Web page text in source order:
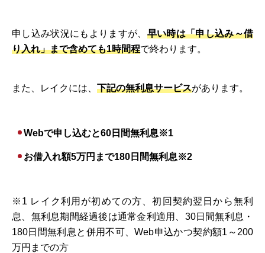
申し込み状況にもよりますが、 早い時は「申し込み～借
り入れ」まで含めても1時間程で終わります。
また、レイクには、 下記の無利息サービスがあります。
Webで申し込むと60日間無利息※1
お借入れ額5万円まで180日間無利息※2
※1 レイク利用が初めての方、初回契約翌日から無利
息、無利息期間経過後は通常金利適用、30日間無利息・
180日間無利息と併用不可、Web申込かつ契約額1～200
万円までの方